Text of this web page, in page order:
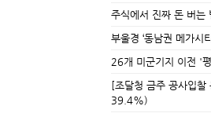
주식에서 진짜 돈 버는
부울경 ‘동남권 메가시
26개 미군기지 이전 '
[조달청 금주 공사입
39.4%)